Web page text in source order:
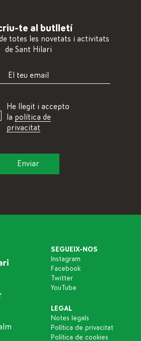
te al butlletí
totes les novetats i activitats
de Sant Hilari
He llegit i accepto
la política de
privacitat
SEGUEIX-NOS
Instagram
Facebook
Twitter
YouTube
LEGAL
Notes legals
Política de privacitat
Política de cookies